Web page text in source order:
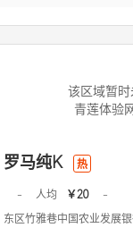
该区域暂
青莲体验
罗马纯K 热
- 人均 ￥20
-
东区竹雅巷中国农业发展